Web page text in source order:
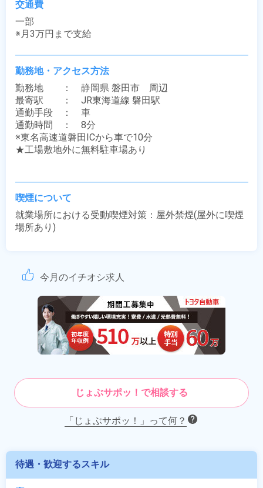
交通費
一部
※月3万円まで支給
勤務地・アクセス方法
勤務地　　：　静岡県 磐田市　周辺
最寄駅　　：　JR東海道線 磐田駅
通勤手段　：　車
通勤時間　：　8分
※東名高速道磐田ICから車で10分
★工場敷地外に無料駐車場あり
喫煙について
就業場所における受動喫煙対策：屋外禁煙(屋外に喫煙
場所あり)
今月のイチオシ求人
じょぶサポッ！で相談する
「じょぶサポッ！」って何？
待遇・歓迎するスキル